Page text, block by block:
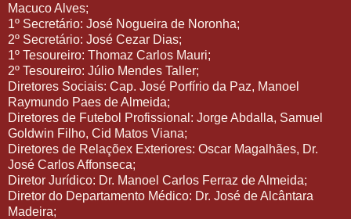
Macuco Alves;
1º Secretário: José Nogueira de Noronha;
2º Secretário: José Cezar Dias;
1º Tesoureiro: Thomaz Carlos Mauri;
2º Tesoureiro: Júlio Mendes Taller;
Diretores Sociais: Cap. José Porfírio da Paz, Manoel
Raymundo Paes de Almeida;
Diretores de Futebol Profissional: Jorge Abdalla, Samuel
Goldwin Filho, Cid Matos Viana;
Diretores de Relaçõex Exteriores: Oscar Magalhães, Dr.
José Carlos Affonseca;
Diretor Jurídico: Dr. Manoel Carlos Ferraz de Almeida;
Diretor do Departamento Médico: Dr. José de Alcântara
Madeira;